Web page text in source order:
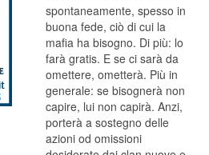
spontaneamente, spesso in
buona fede, ciò di cui la
mafia ha bisogno. Di più: lo
farà gratis. E se ci sarà da
omettere, ometterà. Più in
generale: se bisognerà non
capire, lui non capirà. Anzi,
porterà a sostegno delle
azioni od omissioni